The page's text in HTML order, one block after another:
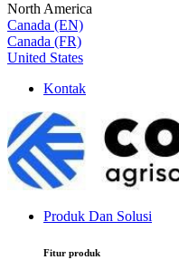
North America
Canada (EN)
Canada (FR)
United States
Kontak
Produk Dan Solusi
Fitur produk